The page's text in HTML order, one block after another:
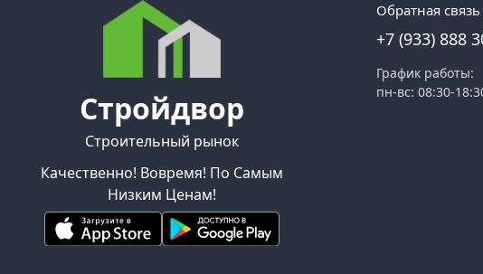
Стройдвор
Строительный рынок
Качественно! Вовремя! По Самым
Низким Ценам!
Обратная связь
+7 (933) 888
График работы:
пн-вс: 08:30-